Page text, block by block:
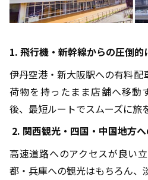
1. 飛行機・新幹線からの圧倒
伊丹空港・新大阪駅への有料配
荷物を持ったまま店舗へ移動
後、最短ルートでスムーズに旅
2. 関西観光・四国・中国地方
高速道路へのアクセスが良い
都・兵庫への観光はもちろん、